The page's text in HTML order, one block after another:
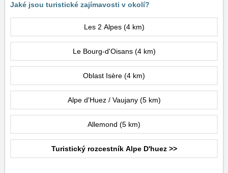
Jaké jsou turistické zajímavosti v okolí?
Les 2 Alpes (4 km)
Le Bourg-d'Oisans (4 km)
Oblast Isère (4 km)
Alpe d'Huez / Vaujany (5 km)
Allemond (5 km)
Turistický rozcestník Alpe D'huez >>